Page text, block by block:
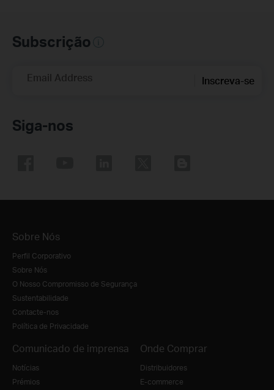
Subscrição
Email Address Inscreva-se
Siga-nos
Sobre Nós
Perfil Corporativo
Sobre Nós
O Nosso Compromisso de Segurança
Sustentabilidade
Contacte-nos
Política de Privacidade
Comunicado de imprensa
Notícias
Prémios
Onde Comprar
Distribuidores
E-commerce